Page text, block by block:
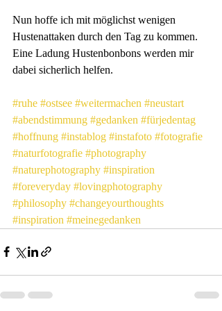
Nun hoffe ich mit möglichst wenigen
Hustenattaken durch den Tag zu kommen.
Eine Ladung Hustenbonbons werden mir
dabei sicherlich helfen.
#ruhe #ostsee #weitermachen #neustart
#abendstimmung #gedanken #fürjedentag
#hoffnung #instablog #instafoto #fotografie
#naturfotografie #photography
#naturephotography #inspiration
#foreveryday #lovingphotography
#philosophy #changeyourthoughts
#inspiration #meinegedanken